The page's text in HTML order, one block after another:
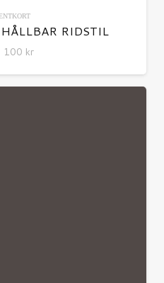
RIDSTIL
100 kr